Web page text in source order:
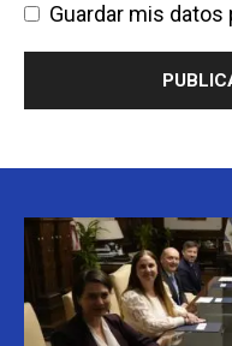
Guardar mis